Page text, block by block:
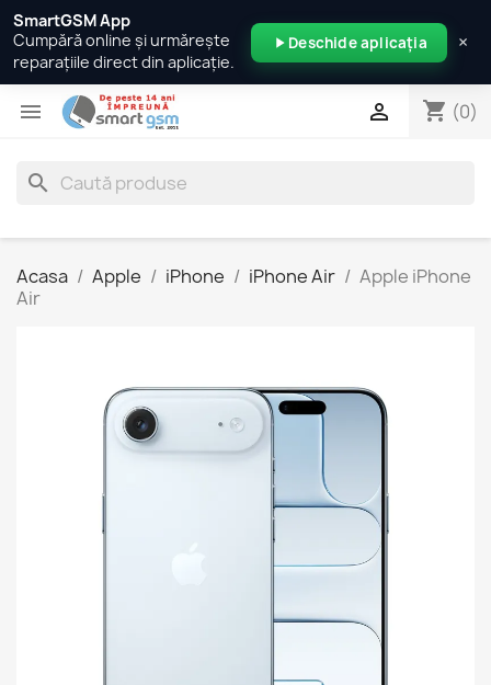
 shopping_cart (0)

search
Acasa Apple iPhone iPhone Air
Apple iPhone
Air
SmartGSM App
Cumpără online și urmărește
reparațiile direct din aplicație.
Deschide aplicația ×